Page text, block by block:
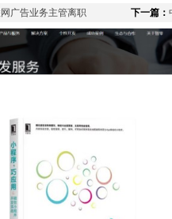
广告业务主管离职 下一篇：